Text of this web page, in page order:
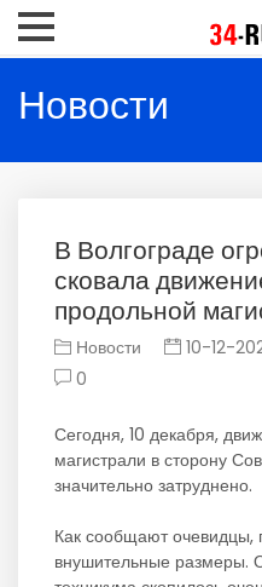
Новости
В Волгограде
сковала
продольной
Новости 10-12-
0
Сегодня, 10 декабря,
магистрали в сторону
значительно затруднено.
Как сообщают очевидцы,
внушительные размеры.